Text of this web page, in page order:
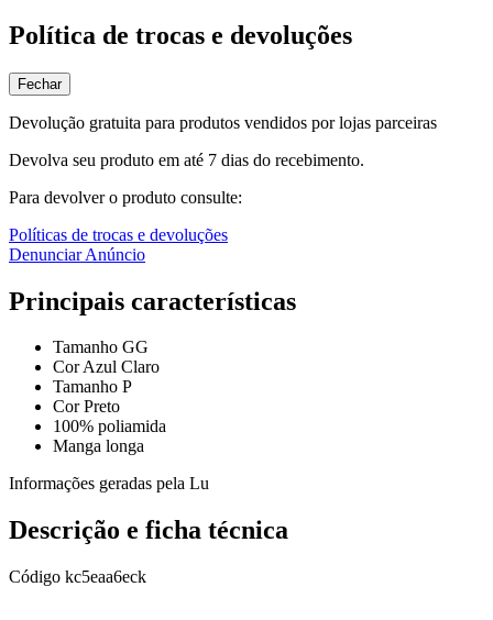
Política de trocas e devoluções
Fechar
Devolução gratuita para produtos vendidos por lojas parceiras
Devolva seu produto em até 7 dias do recebimento.
Para devolver o produto consulte:
Políticas de trocas e devoluções
Denunciar Anúncio
Principais características
Tamanho GG
Cor Azul Claro
Tamanho P
Cor Preto
100% poliamida
Manga longa
Informações geradas pela Lu
Descrição e ficha técnica
Código kc5eaa6eck